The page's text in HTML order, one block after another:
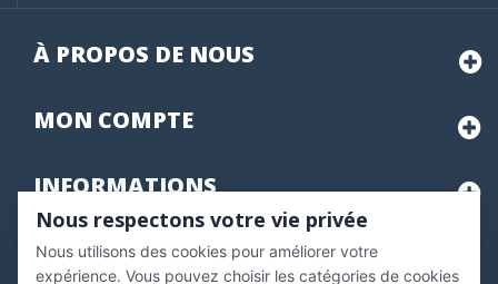
À PROPOS DE NOUS
MON COMPTE
INFORMATIONS
Marchand approuvé par la Société des Avis Garantis,
pour vérifier .
Nous respectons votre vie privée
Nous utilisons des cookies pour améliorer votre
expérience. Vous pouvez choisir les catégories de cookies